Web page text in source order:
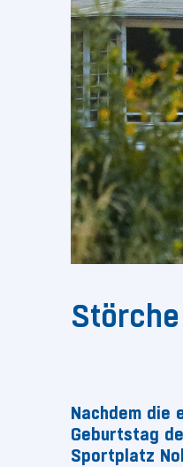
Nachdem die
Geburtstag
Sportplatz